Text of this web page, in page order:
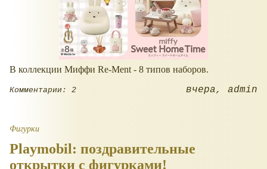
В коллекции Миффи Re-Ment - 8 типов наборов.
Комментарии: 2 вчера admin
Фигурки
Playmobil: поздравительные
открытки с фигурками!